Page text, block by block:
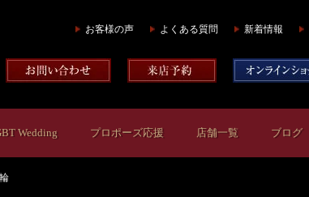
お客様の声 よくある質問 新着情報
Wedding プロポーズ応援 店舗一覧 ブログ